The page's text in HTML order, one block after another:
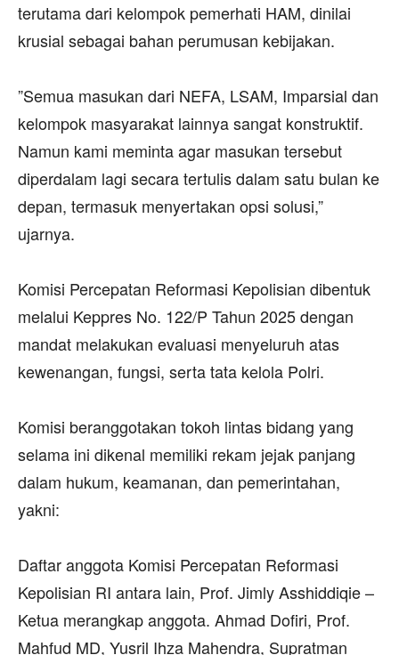
terutama dari kelompok pemerhati HAM, dinilai
krusial sebagai bahan perumusan kebijakan.
‎”Semua masukan dari NEFA, LSAM, Imparsial dan
kelompok masyarakat lainnya sangat konstruktif.
Namun kami meminta agar masukan tersebut
diperdalam lagi secara tertulis dalam satu bulan ke
depan, termasuk menyertakan opsi solusi,”
ujarnya.
‎Komisi Percepatan Reformasi Kepolisian dibentuk
melalui Keppres No. 122/P Tahun 2025 dengan
mandat melakukan evaluasi menyeluruh atas
kewenangan, fungsi, serta tata kelola Polri.
‎Komisi beranggotakan tokoh lintas bidang yang
selama ini dikenal memiliki rekam jejak panjang
dalam hukum, keamanan, dan pemerintahan,
yakni:
‎Daftar anggota Komisi Percepatan Reformasi
Kepolisian RI antara lain, Prof. Jimly Asshiddiqie –
Ketua merangkap anggota. Ahmad Dofiri, Prof.
Mahfud MD, Yusril Ihza Mahendra, Supratman